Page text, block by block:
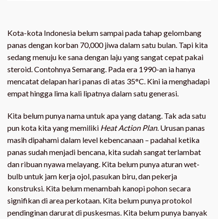
Kota-kota Indonesia belum sampai pada tahap gelombang
panas dengan korban 70,000 jiwa dalam satu bulan. Tapi kita
sedang menuju ke sana dengan laju yang sangat cepat pakai
steroid. Contohnya Semarang. Pada era 1990-an ia hanya
mencatat delapan hari panas di atas 35°C. Kini ia menghadapi
empat hingga lima kali lipatnya dalam satu generasi.
Kita belum punya nama untuk apa yang datang. Tak ada satu
pun kota kita yang memiliki Heat Action Plan. Urusan panas
masih dipahami dalam level kebencanaan – padahal ketika
panas sudah menjadi bencana, kita sudah sangat terlambat
dan ribuan nyawa melayang. Kita belum punya aturan wet-
bulb untuk jam kerja ojol, pasukan biru, dan pekerja
konstruksi. Kita belum menambah kanopi pohon secara
signifikan di area perkotaan. Kita belum punya protokol
pendinginan darurat di puskesmas. Kita belum punya banyak